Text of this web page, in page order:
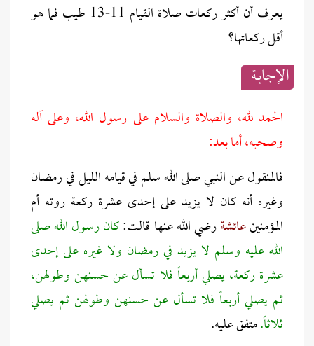
يعرف أن أكثر ركعات صلاة القيام 11-13 طيب فما هو
أقل ركعاتها؟
الإجابــة
الحمد لله، والصلاة والسلام على رسول الله، وعلى آله
وصحبه، أما بعد:
فالمنقول عن النبي صلى الله سلم في قيامه الليل في رمضان
وغيره أنه كان لا يزيد على إحدى عشرة ركعة روته أم
المؤمنينعائشةرضي الله عنها قالت:كان رسول الله صلى
الله عليه وسلم لا يزيد في رمضان ولا غيره على إحدى
عشرة ركعة، يصلي أربعاً فلا تسأل عن حسنهن وطولهن،
ثم يصلي أربعاً فلا تسأل عن حسنهن وطولهن ثم يصلي
ثلاثاً.متفق عليه.